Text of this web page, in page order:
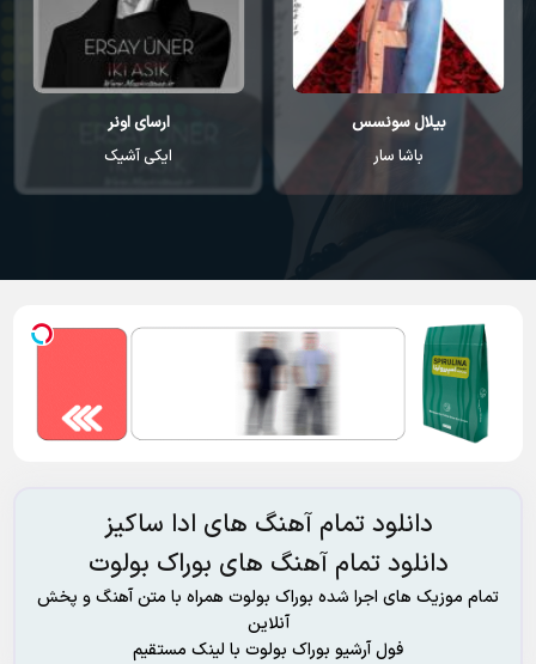
بیلال سونسس
باشا سار
ارسای اونر
ایکی آشیک
دانلود تمام آهنگ های ادا ساکیز
دانلود تمام آهنگ های بوراک بولوت
تمام موزیک های اجرا شده بوراک بولوت همراه با متن آهنگ و پخش
آنلاین
فول آرشیو بوراک بولوت با لینک مستقیم